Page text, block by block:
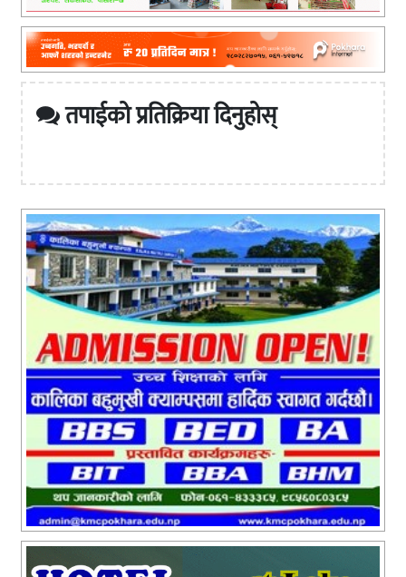
तपाईको प्रतिक्रिया दिनुहोस्